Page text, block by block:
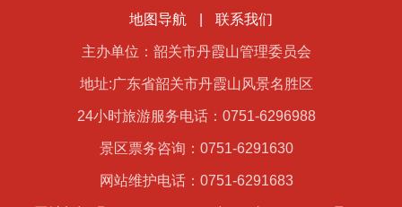
地图导航 联系我们
主办单位：韶关市丹霞山管理委员会
地址:广东省韶关市丹霞山风景名胜区
24小时旅游服务电话：0751-6296988
景区票务咨询：0751-6291630
网站维护电话：0751-6291683